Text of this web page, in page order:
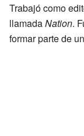
Trabajó como
llamadaNation.
formar parte de